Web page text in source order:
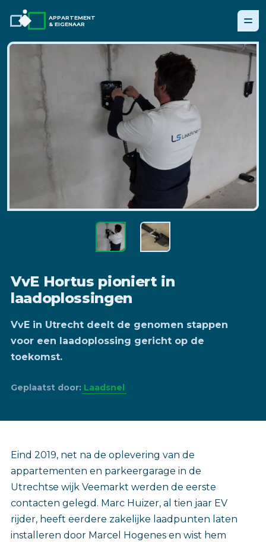
APPARTEMENT
& EIGENAAR
VvE Hortus pioniert in
laadoplossingen
VvE in Utrecht deelt de genomen stappen
voor een laadoplossing gericht op de
toekomst.
Geplaatst door: Laadsnel
Eind 2019, net na de oplevering van de
appartementen en parkeergarage in de
Utrechtse wijk Veemarkt werden de eerste
contacten gelegd. Marc Huizer, al tien jaar EV
rijder, heeft eerdere zakelijke laadpunten laten
installeren door Marcel Hogenes en wist hem